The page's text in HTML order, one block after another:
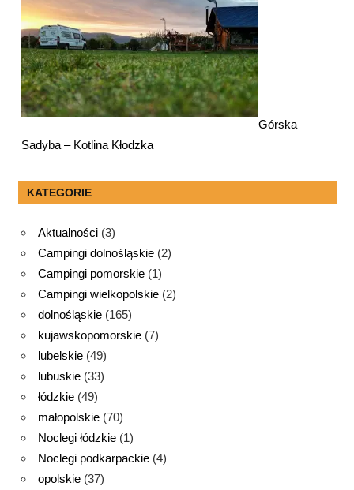
Górska
Sadyba – Kotlina Kłodzka
KATEGORIE
Aktualności (3)
Campingi dolnośląskie (2)
Campingi pomorskie (1)
Campingi wielkopolskie (2)
dolnośląskie (165)
kujawskopomorskie (7)
lubelskie (49)
lubuskie (33)
łódzkie (49)
małopolskie (70)
Noclegi łódzkie (1)
Noclegi podkarpackie (4)
opolskie (37)